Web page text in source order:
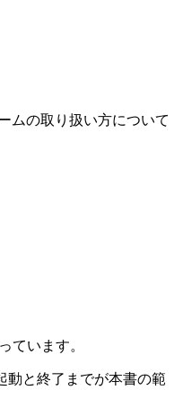
ムの取り扱い方について
ています。
動と終了までが本書の範